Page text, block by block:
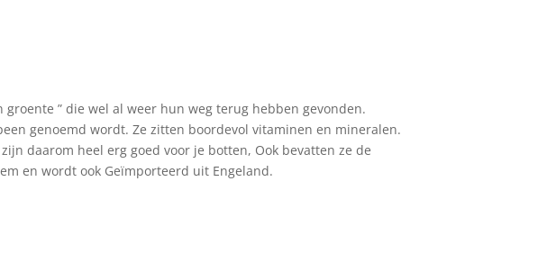
” die wel al weer hun weg terug hebben gevonden.
genoemd wordt. Ze zitten boordevol vitaminen en mineralen.
daarom heel erg goed voor je botten, Ook bevatten ze de
en wordt ook Geïmporteerd uit Engeland.